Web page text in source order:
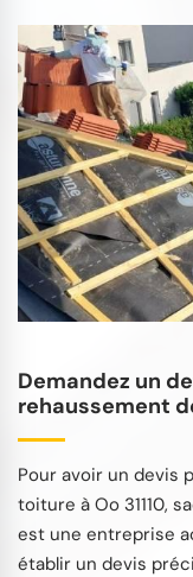
Demandez un
rehaussement
Pour avoir un devis
toiture à Oo 31110,
est une entreprise
établir un devis